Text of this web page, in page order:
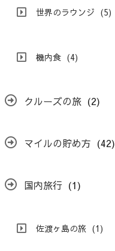
世界のラウンジ (5)
機内食 (4)
クルーズの旅 (2)
マイルの貯め方 (42)
国内旅行 (1)
佐渡ヶ島の旅 (1)